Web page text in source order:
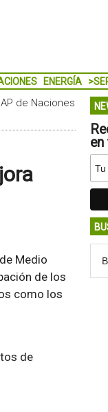
ENERGÍA
de Naciones
Medio
de los
como los
de
en